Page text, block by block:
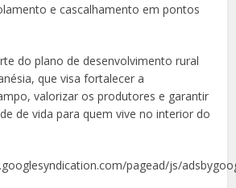
e cascalhamento em pontos
do plano de desenvolvimento rural
que visa fortalecer a
valorizar os produtores e garantir
de vida para quem vive no interior do
pagead/js/